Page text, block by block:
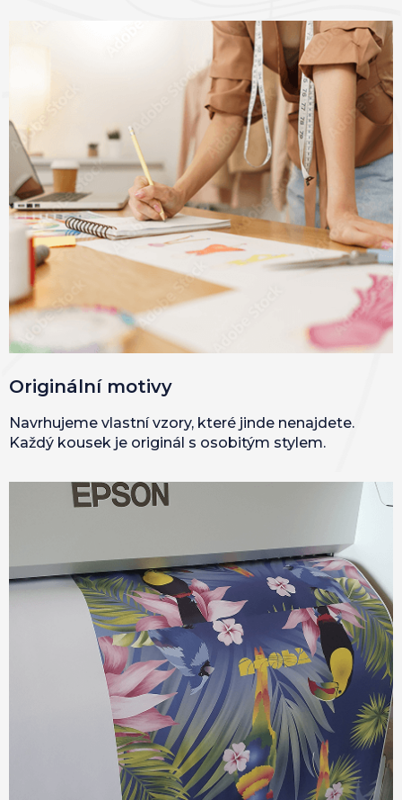
Originální motivy
Navrhujeme vlastní vzory, které jinde nenajdete.
Každý kousek je originál s osobitým stylem.